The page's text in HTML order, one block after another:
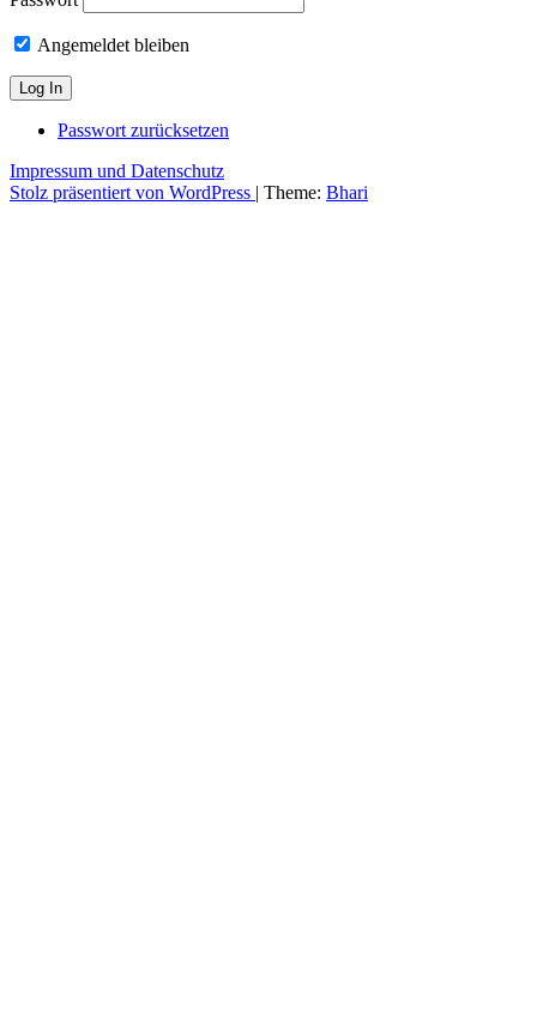
Angemeldet bleiben
Passwort zurücksetzen
Impressum und Datenschutz
Stolz präsentiert von WordPress | Theme: Bhari